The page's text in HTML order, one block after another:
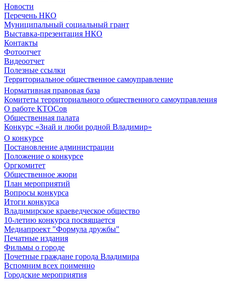
Новости
Перечень НКО
Муниципальный социальный грант
Выставка-презентация НКО
Контакты
Фотоотчет
Видеоотчет
Полезные ссылки
Территориальное общественное самоуправление
Нормативная правовая база
Комитеты территориального общественного самоуправления
О работе КТОСов
Общественная палата
Конкурс «Знай и люби родной Владимир»
О конкурсе
Постановление администрации
Положение о конкурсе
Оргкомитет
Общественное жюри
План мероприятий
Вопросы конкурса
Итоги конкурса
Владимирское краеведческое общество
10-летию конкурса посвящается
Медиапроект "Формула дружбы"
Печатные издания
Фильмы о городе
Почетные граждане города Владимира
Вспомним всех поименно
Городские мероприятия